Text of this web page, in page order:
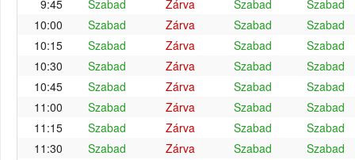
9:45
Szabad Zárva Szabad
Szabad
10:00
Szabad Zárva Szabad
Szabad
10:15
Szabad Zárva Szabad
Szabad
10:30
Szabad Zárva Szabad
Szabad
10:45
Szabad Zárva Szabad
Szabad
11:00
Szabad Zárva Szabad
Szabad
11:15
Szabad Zárva Szabad
Szabad
11:30
Szabad Zárva Szabad
Szabad